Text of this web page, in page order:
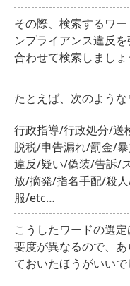
その際、検索するワ
ンプライアンス違反
合わせて検索しましょ
たとえば、次のような
行政指導/行政処分/
脱税/申告漏れ/罰金/
違反/疑い/偽装/告訴/
放/摘発/指名手配/殺
服/etc…
こうしたワードの選
要度が異なるので、
ておいたほうがいいで